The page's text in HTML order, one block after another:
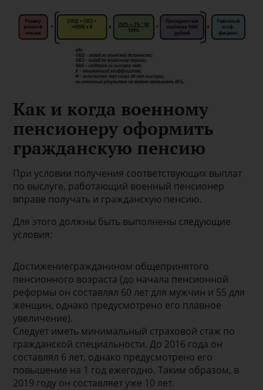
Как и когда военному
пенсионеру оформить
гражданскую пенсию
При условии получения соответствующих выплат
по выслуге, работающий военный пенсионер
вправе получать и гражданскую пенсию.
Для этого должны быть выполнены следующие
условия:
Достижениегражданином общепринятого
пенсионного возраста (до начала пенсионной
реформы он составлял 60 лет для мужчин и 55 для
женщин, однако предусмотрено его плавное
увеличение).
Следует иметь минимальный страховой стаж по
гражданской специальности. До 2016 года он
составлял 6 лет, однако предусмотрено его
повышение на 1 год ежегодно. Таким образом, в
2019 году он составляет уже 10 лет.